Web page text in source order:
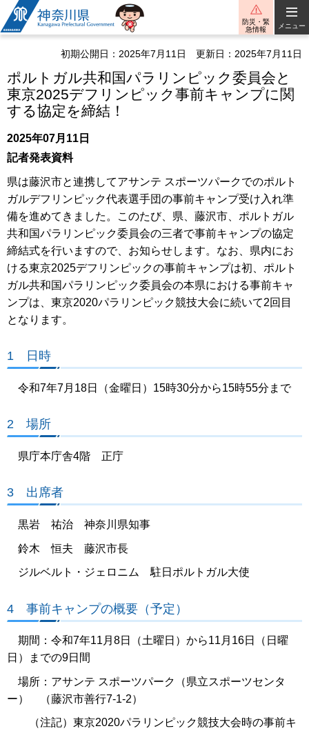
神奈川県
防災・緊
急情報
メニュー
初期公開日：2025年7月11日 更新日：2025年7月11日
ポルトガル共和国パラリンピック委員会と
東京2025デフリンピック事前キャンプに関
する協定を締結！
2025年07月11日
記者発表資料
県は藤沢市と連携してアサンテ スポーツパークでのポルト
ガルデフリンピック代表選手団の事前キャンプ受け入れ準
備を進めてきました。このたび、県、藤沢市、ポルトガル
共和国パラリンピック委員会の三者で事前キャンプの協定
締結式を行いますので、お知らせします。なお、県内にお
ける東京2025デフリンピックの事前キャンプは初、ポルト
ガル共和国パラリンピック委員会の本県における事前キャ
ンプは、東京2020パラリンピック競技大会に続いて2回目
となります。
1 日時
令和7年7月18日（金曜日）15時30分から15時55分まで
2 場所
県庁本庁舎4階 正庁
3 出席者
黒岩 祐治 神奈川県知事
鈴木 恒夫 藤沢市長
ジルベルト・ジェロニム 駐日ポルトガル大使
4 事前キャンプの概要（予定）
期間：令和7年11月8日（土曜日）から11月16日（日曜
日）までの9日間
場所：アサンテ スポーツパーク（県立スポーツセンタ
ー） （藤沢市善行7-1-2）
（注記）東京2020パラリンピック競技大会時の事前キ